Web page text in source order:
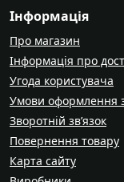
Інформація
Про магазин
Інформація про
Угода користувача
Умови оформлення
Зворотній зв’язок
Повернення товару
Карта сайту